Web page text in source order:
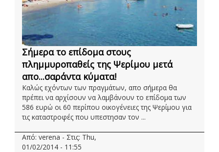
Σήμερα το επίδομα στους
πλημμυροπαθείς της Ψερίμου μετά
απο...σαράντα κύματα!
Καλώς εχόντων των πραγμάτων, απο σήμερα θα
πρέπει να αρχίσουν να λαμβάνουν το επίδομα των
586 ευρώ οι 60 περίπου οικογένειες της Ψερίμου για
τις καταστροφές που υπεστησαν τον ...
Από: verena - Στις: Thu,
01/02/2014 - 11:55